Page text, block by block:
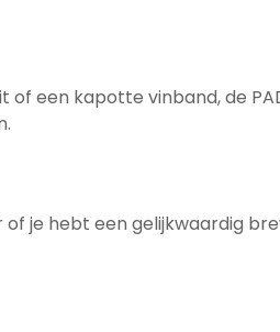
een kapotte vinband, de
je hebt een gelijkwaardig